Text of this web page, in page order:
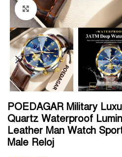
Click to enlarge
POEDAGAR Military
Quartz Waterproof
Leather Man Watch
Male Reloj